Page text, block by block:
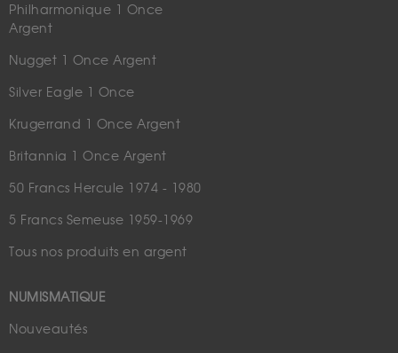
Philharmonique 1 Once
Argent
Nugget 1 Once Argent
Silver Eagle 1 Once
Krugerrand 1 Once Argent
Britannia 1 Once Argent
50 Francs Hercule 1974 - 1980
5 Francs Semeuse 1959-1969
Tous nos produits en argent
NUMISMATIQUE
Nouveautés